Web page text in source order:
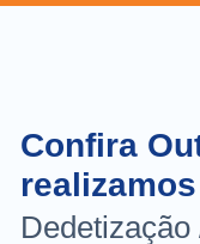
Confira